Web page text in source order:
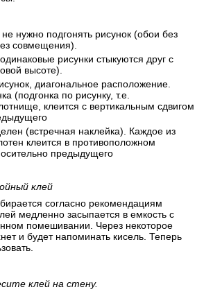
нужно подгонять рисунок (обои без
совмещения).
рисунки стыкуются друг с
высоте).
диагональное расположение.
(подгонка по рисунку, т.е.
клеится с вертикальным сдвигом
(встречная наклейка). Каждое из
клеится в противоположном
предыдущего
клей
согласно рекомендациям
медленно засыпается в емкость с
помешивании. Через некоторое
и будет напоминать кисель. Теперь
клей на стену.